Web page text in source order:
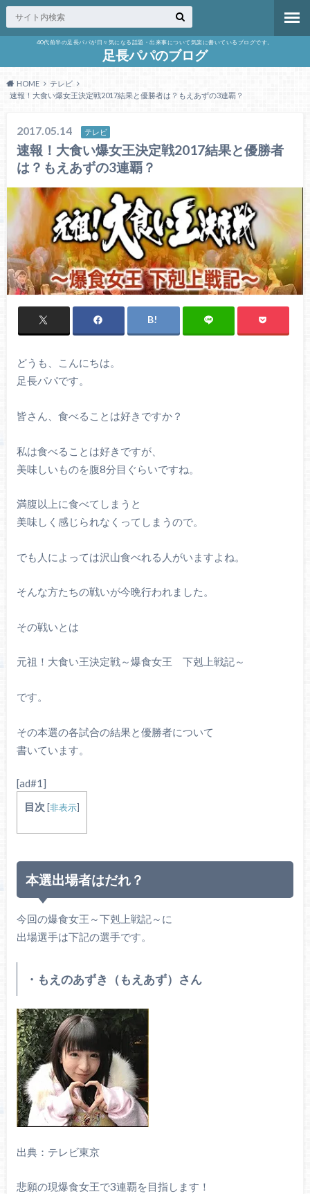
40代前半の足長パパが日々気になる話題・出来事について気楽に書いているブログです。
足長パパのブログ
HOME
テレビ
速報！大食い爆女王決定戦2017結果と優勝者は？もえあずの3連覇？
2017.05.14 テレビ
速報！大食い爆女王決定戦2017結果と優勝者
は？もえあずの3連覇？
どうも、こんにちは。
足長パパです。
皆さん、食べることは好きですか？
私は食べることは好きですが、
美味しいものを腹8分目ぐらいですね。
満腹以上に食べてしまうと
美味しく感じられなくってしまうので。
でも人によっては沢山食べれる人がいますよね。
そんな方たちの戦いが今晩行われました。
その戦いとは
元祖！大食い王決定戦～爆食女王 下剋上戦記～
です。
その本選の各試合の結果と優勝者について
書いています。
[ad#1]
目次 [非表示]
本選出場者はだれ？
今回の爆食女王～下剋上戦記～に
出場選手は下記の選手です。
・もえのあずき（もえあず）さん
出典：テレビ東京
悲願の現爆食女王で3連覇を目指します！